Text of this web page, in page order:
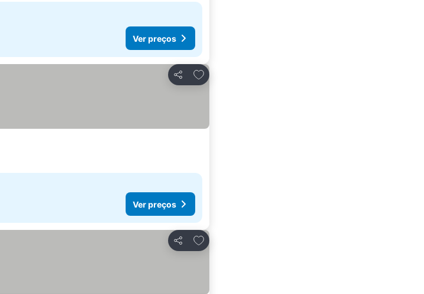
Ver preços
Partilhar
Adicionar aos favoritos
Ver preços
Partilhar
Adicionar aos favoritos